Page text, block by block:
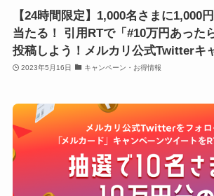
【24時間限定】1,000名さまに1,000
当たる！ 引用RTで「#10万円あった
投稿しよう！メルカリ公式Twitterキ
2023年5月16日 キャンペーン・お得情報